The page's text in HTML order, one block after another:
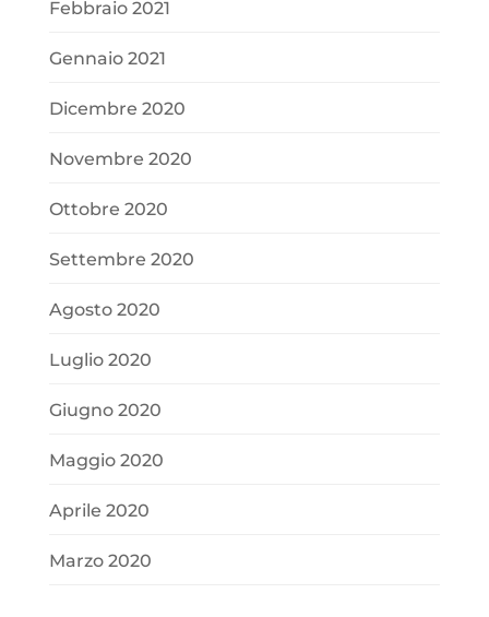
Febbraio 2021
Gennaio 2021
Dicembre 2020
Novembre 2020
Ottobre 2020
Settembre 2020
Agosto 2020
Luglio 2020
Giugno 2020
Maggio 2020
Aprile 2020
Marzo 2020